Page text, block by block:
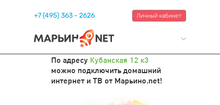
+7 (495) 363 - 2626 Личный кабинет
По адресу Кубанская 12 к3
можно подключить домашний
интернет и ТВ от Марьино.net!